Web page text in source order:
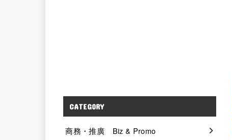
CATEGORY
商務・推廣 Biz & Promo